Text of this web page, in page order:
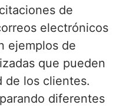
de
electrónicos
ejemplos de
que pueden
de los clientes.
diferentes